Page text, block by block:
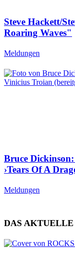
Steve Hackett/
Roaring Waves"
Meldungen
Bruce
›Tears Of A
Meldungen
DAS